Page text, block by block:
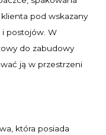
pod wskazany
i postojów. W
do zabudowy
ją w przestrzeni
która posiada